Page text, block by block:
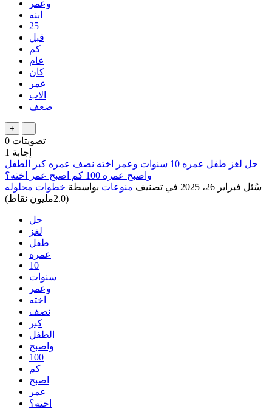
وعمر
ابنه
25
قبل
كم
عام
كان
عمر
الاب
ضعف
0 تصويتات
1 إجابة
حل لغز طفل عمره 10 سنوات وعمر اخته نصف عمره كبر الطفل
واصبح عمره 100 كم اصبح عمر اخته؟
سُئل فبراير 26، 2025 في تصنيف منوعات بواسطة خطوات محلوله
(2.0مليون نقاط)
حل
لغز
طفل
عمره
10
سنوات
وعمر
اخته
نصف
كبر
الطفل
واصبح
100
كم
اصبح
عمر
اخته؟